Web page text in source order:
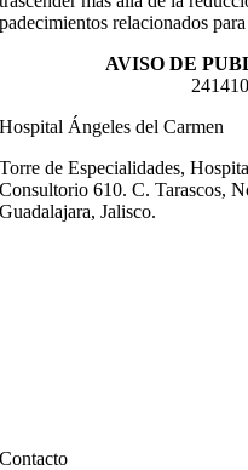
padecimientos relacionados
AVISO DE
Hospital Ángeles del Carmen
Torre de Especialidades,
Consultorio 610. C. Tarascos,
Guadalajara, Jalisco.
Contacto